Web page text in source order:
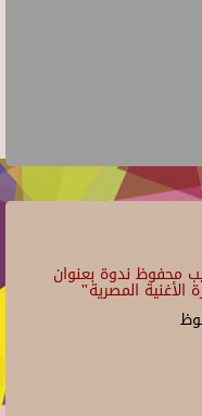
محفوظ ندوة بعنوان
المصرية"